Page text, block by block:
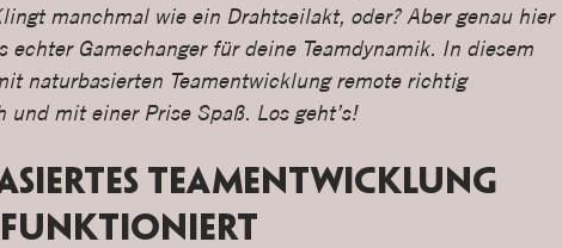
manchmal wie ein Drahtseilakt, oder? Aber genau hier
Gamechanger für deine Teamdynamik. In diesem
naturbasierten Teamentwicklung remote richtig
mit einer Prise Spaß. Los geht’s!
Teamentwicklung
funktioniert